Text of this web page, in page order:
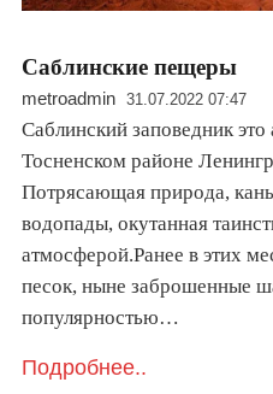
Саблинские пещеры
metroadmin 31.07.2022 07:47
Саблинский заповедник
Тосненском районе
Потрясающая природа,
водопады, окутанная
атмосферой.Ранее в этих
песок, ныне заброшенные
популярностью…
Подробнее..